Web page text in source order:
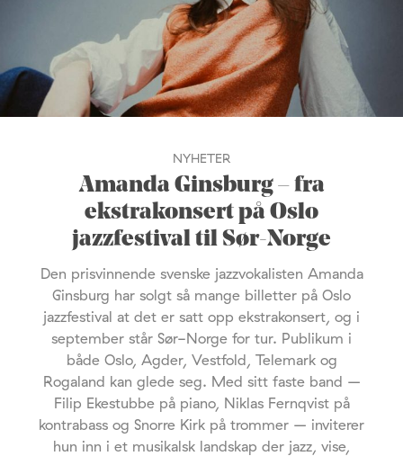
NYHETER
Amanda Ginsburg – fra
ekstrakonsert på Oslo
jazzfestival til Sør-Norge
Den prisvinnende svenske jazzvokalisten Amanda
Ginsburg har solgt så mange billetter på Oslo
jazzfestival at det er satt opp ekstrakonsert, og i
september står Sør-Norge for tur. Publikum i
både Oslo, Agder, Vestfold, Telemark og
Rogaland kan glede seg. Med sitt faste band –
Filip Ekestubbe på piano, Niklas Fernqvist på
kontrabass og Snorre Kirk på trommer – inviterer
hun inn i et musikalsk landskap der jazz, vise,